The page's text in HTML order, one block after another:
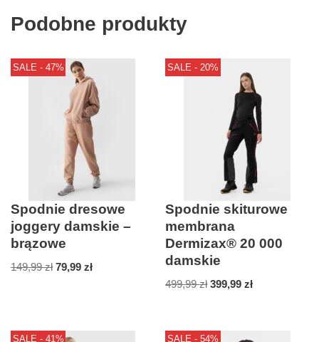
Podobne produkty
SALE - 47%
Spodnie dresowe
joggery damskie –
brązowe
149,99zł 79,99 zł
SALE - 20%
Spodnie skiturowe
membrana
Dermizax® 20 000
damskie
499,99zł 399,99zł
SALE - 41% SALE - 54%